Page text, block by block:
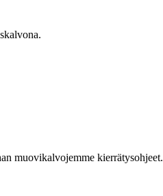
muovikalvojemme kierrätysohjeet.